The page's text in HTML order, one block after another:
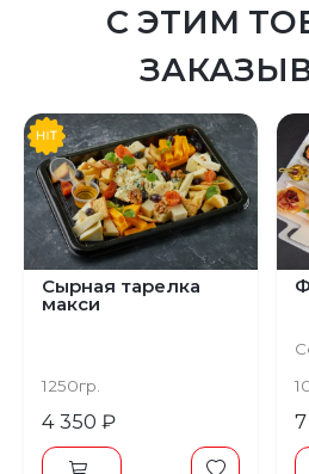
С ЭТИМ
Сырная тарелка
макси
1250гр.
4 350 ₽